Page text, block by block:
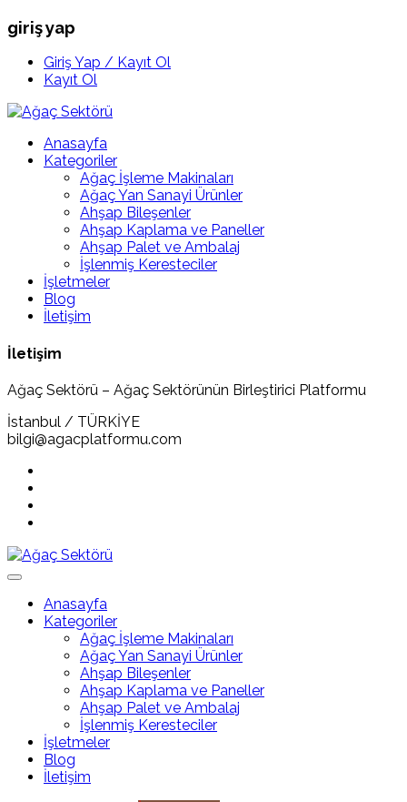
giriş yap
Giriş Yap / Kayıt Ol
Kayıt Ol
Anasayfa
Kategoriler
Ağaç İşleme Makinaları
Ağaç Yan Sanayi Ürünler
Ahşap Bileşenler
Ahşap Kaplama ve Paneller
Ahşap Palet ve Ambalaj
İşlenmiş Keresteciler
İşletmeler
Blog
İletişim
İletişim
Ağaç Sektörü – Ağaç Sektörünün Birleştirici Platformu
İstanbul / TÜRKİYE
bilgi@agacplatformu.com
Anasayfa
Kategoriler
Ağaç İşleme Makinaları
Ağaç Yan Sanayi Ürünler
Ahşap Bileşenler
Ahşap Kaplama ve Paneller
Ahşap Palet ve Ambalaj
İşlenmiş Keresteciler
İşletmeler
Blog
İletişim